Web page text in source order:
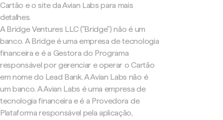
Cartão e o site da Avian Labs para mais
detalhes.
A Bridge Ventures LLC ("Bridge") não é um
banco. A Bridge é uma empresa de tecnologia
financeira e é a Gestora do Programa
responsável por gerenciar e operar o Cartão
em nome do Lead Bank. A Avian Labs não é
um banco. A Avian Labs é uma empresa de
tecnologia financeira e é a Provedora de
Plataforma responsável pela aplicação,